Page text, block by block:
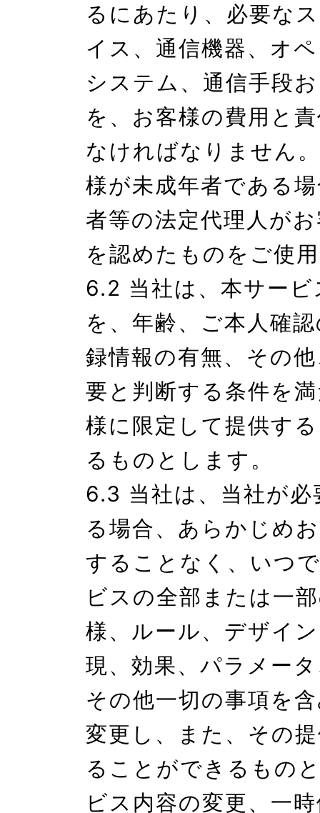
るにあたり、必要な
イス、通信機器、オ
システム、通信手段
を、お客様の費用と
なければなりません
様が未成年者である
者等の法定代理人が
を認めたものをご使
6.2 当社は、本サービ
を、年齢、ご本人確
録情報の有無、その
要と判断する条件を
様に限定して提供す
るものとします。
6.3 当社は、当社が必
る場合、あらかじめ
することなく、いつ
ビスの全部または一
様、ルール、デザイ
現、効果、パラメー
その他一切の事項を
変更し、また、その
ることができるもの
ビス内容の変更、一